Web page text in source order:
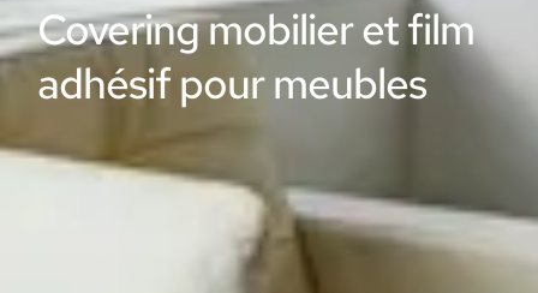
Covering mobilier et film
adhésif pour meubles